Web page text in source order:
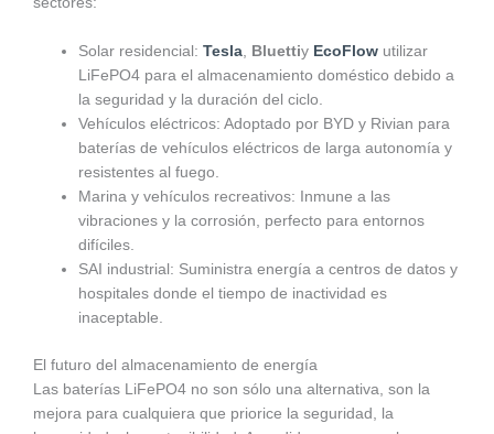
Solar residencial:Tesla, Bluettiy EcoFlow utilizar
LiFePO4 para el almacenamiento doméstico debido a
la seguridad y la duración del ciclo.
Vehículos eléctricos: Adoptado por BYD y Rivian para
baterías de vehículos eléctricos de larga autonomía y
resistentes al fuego.
Marina y vehículos recreativos: Inmune a las
vibraciones y la corrosión, perfecto para entornos
difíciles.
SAI industrial: Suministra energía a centros de datos y
hospitales donde el tiempo de inactividad es
inaceptable.
El futuro del almacenamiento de energía
Las baterías LiFePO4 no son sólo una alternativa, son la
mejora para cualquiera que priorice la seguridad, la